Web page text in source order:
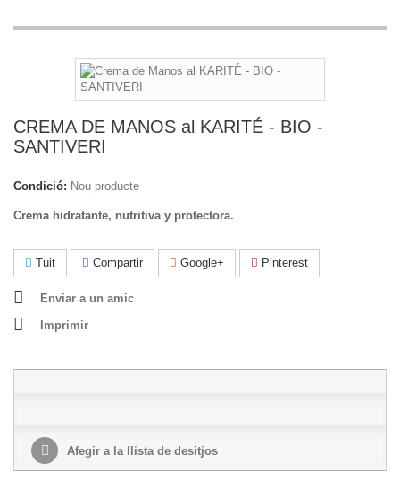
CREMA DE MANOS al KARITÉ - BIO -
SANTIVERI
Condició: Nou producte
Crema hidratante, nutritiva y protectora.
Tuit Compartir Google+ Pinterest
Enviar a un amic
Imprimir
Afegir a la llista de desitjos